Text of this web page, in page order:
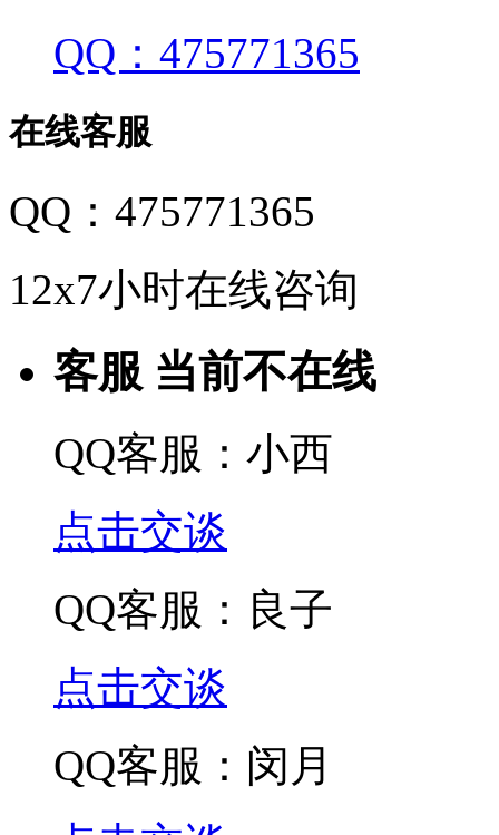
QQ：475771365
在线客服
QQ：475771365
12x7小时在线咨询
客服 当前不在线
QQ客服：小西
点击交谈
QQ客服：良子
点击交谈
QQ客服：闵月